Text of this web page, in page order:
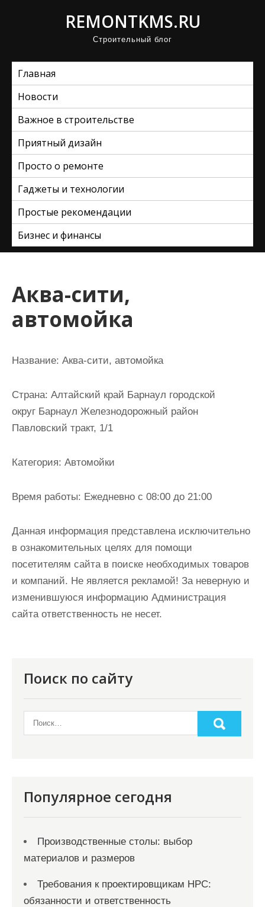
REMONTKMS.RU
Строительный блог
Главная
Новости
Важное в строительстве
Приятный дизайн
Просто о ремонте
Гаджеты и технологии
Простые рекомендации
Бизнес и финансы
Аква-сити,
автомойка
Название: Аква-сити, автомойка
Страна: Алтайский край Барнаул городской
округ Барнаул Железнодорожный район
Павловский тракт, 1/1
Категория: Автомойки
Время работы: Ежедневно с 08:00 до 21:00
Данная информация представлена исключительно
в ознакомительных целях для помощи
посетителям сайта в поиске необходимых товаров
и компаний. Не является рекламой! За неверную и
изменившуюся информацию Администрация
сайта ответственность не несет.
Поиск по сайту
Популярное сегодня
Производственные столы: выбор
материалов и размеров
Требования к проектировщикам НРС:
обязанности и ответственность